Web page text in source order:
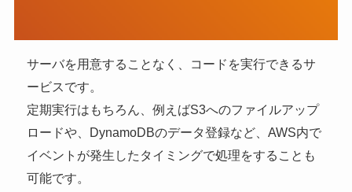
サーバを用意することなく、コードを実行できるサ
ービスです。
定期実行はもちろん、例えばS3へのファイルアップ
ロードや、DynamoDBのデータ登録など、AWS内で
イベントが発生したタイミングで処理をすることも
可能です。